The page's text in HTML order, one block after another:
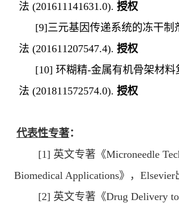
法 (201611141631.0). 授权
[9]三元基因传递系统的冻干制
法 (201611207547.4). 授权
[10] 环糊精-金属有机骨架材
法 (201811572574.0). 授权
代表性专著：
[1] 英文专著《Microneedle
Biomedical Applications》， Elsevier
[2] 英文专著《Drug Delivery